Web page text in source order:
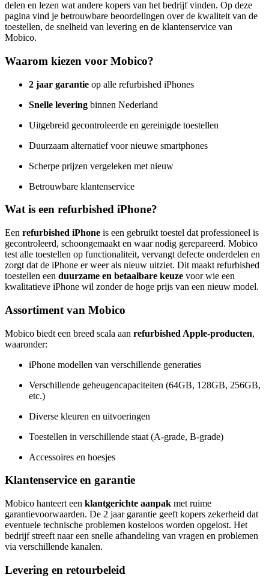
delen en lezen wat andere kopers van het bedrijf vinden. Op deze
pagina vind je betrouwbare beoordelingen over de kwaliteit van de
toestellen, de snelheid van levering en de klantenservice van
Mobico.
Waarom kiezen voor Mobico?
2 jaar garantie op alle refurbished iPhones
Snelle levering binnen Nederland
Uitgebreid gecontroleerde en gereinigde toestellen
Duurzaam alternatief voor nieuwe smartphones
Scherpe prijzen vergeleken met nieuw
Betrouwbare klantenservice
Wat is een refurbished iPhone?
Een refurbished iPhone is een gebruikt toestel dat professioneel is
gecontroleerd, schoongemaakt en waar nodig gerepareerd. Mobico
test alle toestellen op functionaliteit, vervangt defecte onderdelen en
zorgt dat de iPhone er weer als nieuw uitziet. Dit maakt refurbished
toestellen een duurzame en betaalbare keuze voor wie een
kwalitatieve iPhone wil zonder de hoge prijs van een nieuw model.
Assortiment van Mobico
Mobico biedt een breed scala aan refurbished Apple-producten,
waaronder:
iPhone modellen van verschillende generaties
Verschillende geheugencapaciteiten (64GB, 128GB, 256GB,
etc.)
Diverse kleuren en uitvoeringen
Toestellen in verschillende staat (A-grade, B-grade)
Accessoires en hoesjes
Klantenservice en garantie
Mobico hanteert een klantgerichte aanpak met ruime
garantievoorwaarden. De 2 jaar garantie geeft kopers zekerheid dat
eventuele technische problemen kosteloos worden opgelost. Het
bedrijf streeft naar een snelle afhandeling van vragen en problemen
via verschillende kanalen.
Levering en retourbeleid